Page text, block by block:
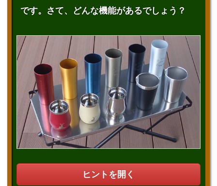
です。さて、どんな機能があるでしょう？
ヒントを開く